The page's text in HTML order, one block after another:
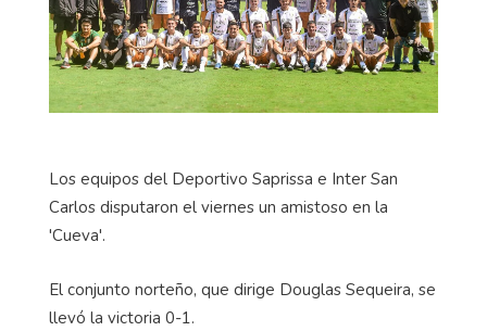
Los equipos del Deportivo Saprissa e Inter San
Carlos disputaron el viernes un amistoso en la
'Cueva'.
El conjunto norteño, que dirige Douglas Sequeira, se
llevó la victoria 0-1.